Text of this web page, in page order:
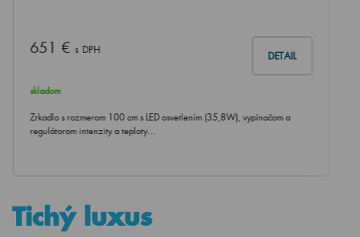
651 €s DPH
DETAIL
skladom
Zrkadlo s rozmerom 100 cm s LED osvetlením (35,8W), vypínačom a
regulátorom intenzity a teploty…
Tichý luxus